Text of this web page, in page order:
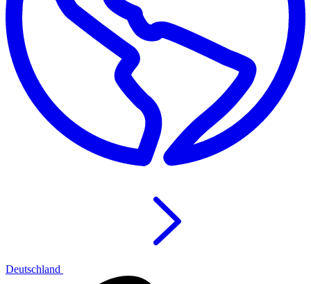
Deutschland